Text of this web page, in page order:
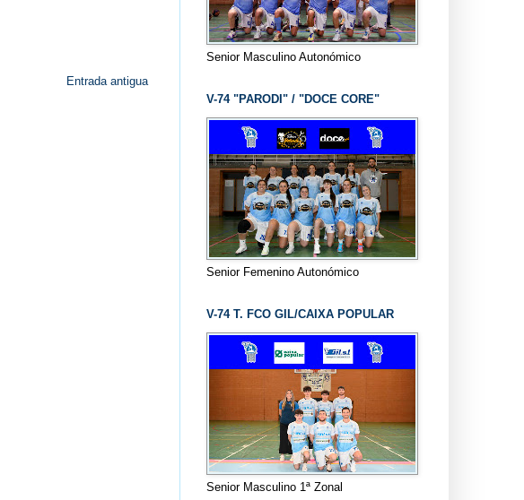
Entrada antigua
Senior Masculino Autonómico
V-74 "PARODI" / "DOCE CORE"
Senior Femenino Autonómico
V-74 T. FCO GIL/CAIXA POPULAR
Senior Masculino 1ª Zonal